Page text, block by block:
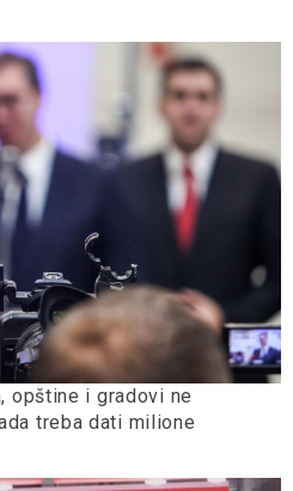
opštine i gradovi ne
treba dati milione